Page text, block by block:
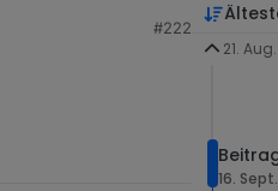
#222
21.
16.